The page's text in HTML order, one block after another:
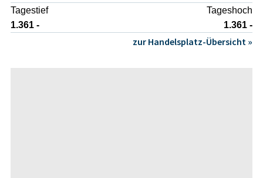
Tagestief
1.361 -
Tageshoch
1.361 -
zur Handelsplatz-Übersicht »